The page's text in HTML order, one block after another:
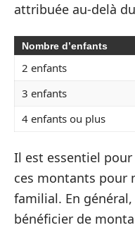
attribuée au-delà
Nombre d’enfants
2 enfants
3 enfants
4 enfants ou plus
Il est essentiel
ces montants pour
familial. En
bénéficier de